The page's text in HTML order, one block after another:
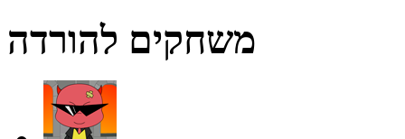
משחקים להורדה